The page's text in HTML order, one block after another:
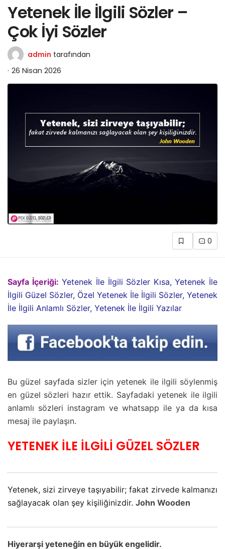
Yetenek İle İlgili Sözler –
Çok İyi Sözler
admin tarafından
26 Nisan 2026
0
Sayfa İçeriği: Yetenek İle İlgili Sözler Kısa, Yetenek İle
İlgili Güzel Sözler, Özel Yetenek İle İlgili Sözler, Yetenek
İle İlgili Anlamlı Sözler, Yetenek İle İlgili Yazılar
Bu güzel sayfada sizler için yetenek ile ilgili söylenmiş
en güzel sözleri hazır ettik. Sayfadaki yetenek ile ilgili
anlamlı sözleri instagram ve whatsapp ile ya da kısa
mesaj ile paylaşın.
YETENEK İLE İLGİLİ GÜZEL SÖZLER
Yetenek, sizi zirveye taşıyabilir; fakat zirvede kalmanızı
sağlayacak olan şey kişiliğinizdir. John Wooden
Hiyerarşi yeteneğin en büyük engelidir.